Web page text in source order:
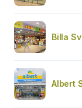
Billa
Albert